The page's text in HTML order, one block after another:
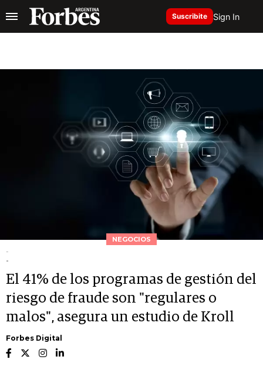
Suscribite Sign In
NEGOCIOS
-
-
El 41% de los programas de gestión del
riesgo de fraude son "regulares o
malos", asegura un estudio de Kroll
Forbes Digital